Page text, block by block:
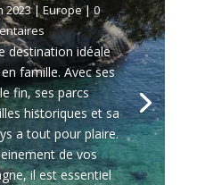
2023|Europe| 0
destination idéale
famille. Avec ses
fin, ses parcs
historiques et sa
a tout pour plaire.
de vos
il est essentiel